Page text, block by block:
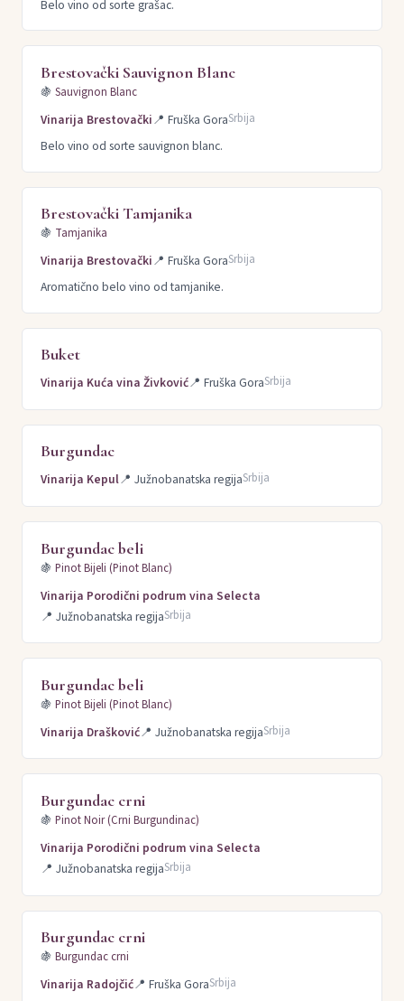
Belo vino od sorte grašac.
Brestovački Sauvignon Blanc
🍇 Sauvignon Blanc
Vinarija Brestovački📍 Fruška GoraSrbija
Belo vino od sorte sauvignon blanc.
Brestovački Tamjanika
🍇 Tamjanika
Vinarija Brestovački📍 Fruška GoraSrbija
Aromatično belo vino od tamjanike.
Buket
Vinarija Kuća vina Živković📍 Fruška GoraSrbija
Burgundac
Vinarija Kepul📍 Južnobanatska regijaSrbija
Burgundac beli
🍇 Pinot Bijeli (Pinot Blanc)
Vinarija Porodični podrum vina Selecta
📍 Južnobanatska regijaSrbija
Burgundac beli
🍇 Pinot Bijeli (Pinot Blanc)
Vinarija Drašković📍 Južnobanatska regijaSrbija
Burgundac crni
🍇 Pinot Noir (Crni Burgundinac)
Vinarija Porodični podrum vina Selecta
📍 Južnobanatska regijaSrbija
Burgundac crni
🍇 Burgundac crni
Vinarija Radojčić📍 Fruška GoraSrbija